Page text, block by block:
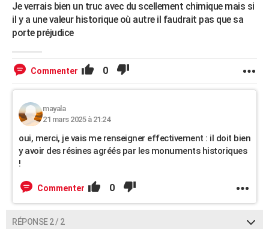
Je verrais bien un truc avec du scellement chimique mais si
il y a une valeur historique où autre il faudrait pas que sa
porte préjudice
Commenter 0
mayala
21 mars 2025 à 21:24
oui, merci, je vais me renseigner effectivement : il doit bien
y avoir des résines agréés par les monuments historiques
!
Commenter 0
RÉPONSE 2 / 2